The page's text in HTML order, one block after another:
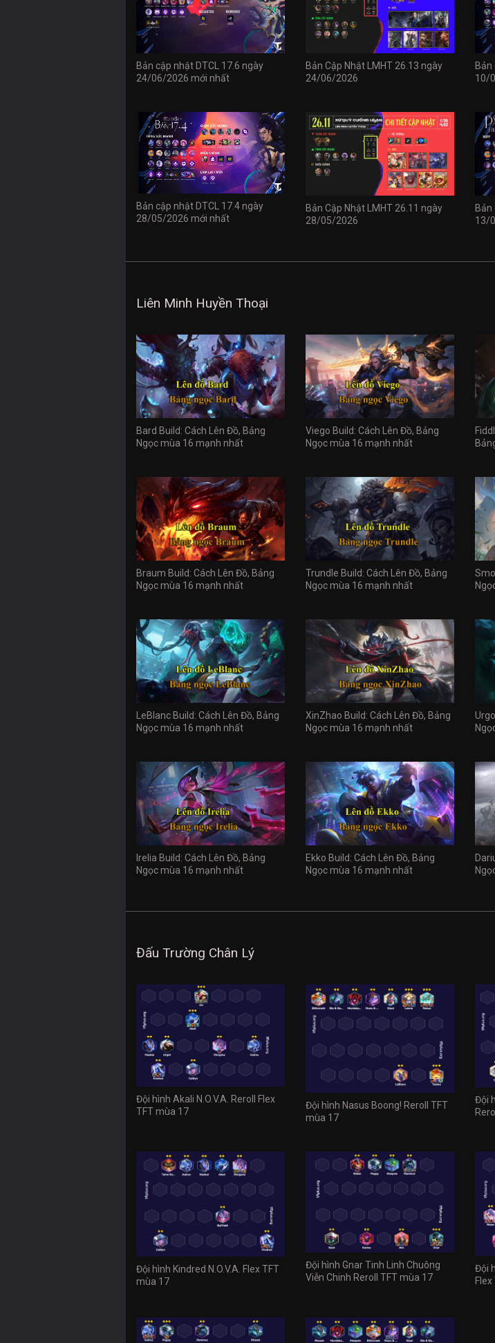
Bản cập nhật DTCL 17.6 ngày
24/06/2026 mới nhất
Bản Cập Nhật LMHT 26.13 ngày
24/06/2026
Bản
10/
Bản cập nhật DTCL 17.4 ngày
28/05/2026 mới nhất
Bản Cập Nhật LMHT 26.11 ngày
28/05/2026
Bản
13/
Liên Minh Huyền Thoại
Bard Build: Cách Lên Đồ, Bảng
Ngọc mùa 16 mạnh nhất
Viego Build: Cách Lên Đồ, Bảng
Ngọc mùa 16 mạnh nhất
Braum Build: Cách Lên Đồ, Bảng
Ngọc mùa 16 mạnh nhất
Trundle Build: Cách Lên Đồ, Bảng
Ngọc mùa 16 mạnh nhất
LeBlanc Build: Cách Lên Đồ, Bảng
Ngọc mùa 16 mạnh nhất
XinZhao Build: Cách Lên Đồ, Bảng
Ngọc mùa 16 mạnh nhất
Irelia Build: Cách Lên Đồ, Bảng
Ngọc mùa 16 mạnh nhất
Ekko Build: Cách Lên Đồ, Bảng
Ngọc mùa 16 mạnh nhất
Đấu Trường Chân Lý
Đội hình Akali N.O.V.A. Reroll Flex
TFT mùa 17
Đội hình Nasus Boong! Reroll TFT
mùa 17
Đội
Đội hình Kindred N.O.V.A. Flex TFT
mùa 17
Đội hình Gnar Tinh Linh Chuông
Viễn Chinh Reroll TFT mùa 17
Đội